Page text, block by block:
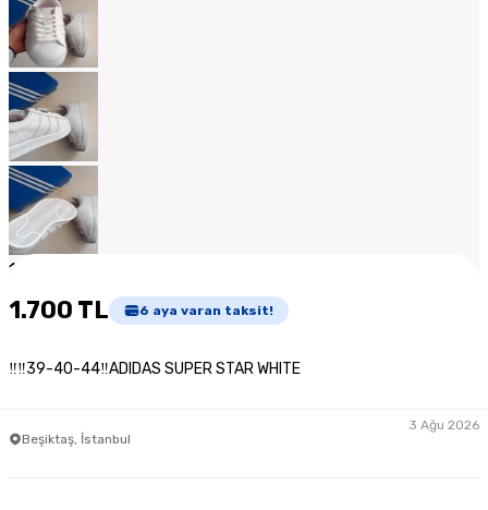
1
1.700 TL 6 aya varan taksit!
‼‼39-40-44‼ADIDAS SUPER STAR WHITE
Beşiktaş, İstanbul
3 Ağu 2026